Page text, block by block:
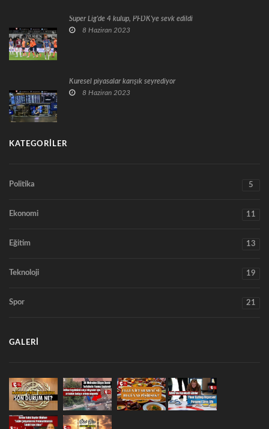
Süper Lig'de 4 kulüp, PFDK'ye sevk edildi
8 Haziran 2023
Küresel piyasalar karışık seyrediyor
8 Haziran 2023
KATEGORILER
Politika 5
Ekonomi 11
Eğitim 13
Teknoloji 19
Spor 21
GALERI